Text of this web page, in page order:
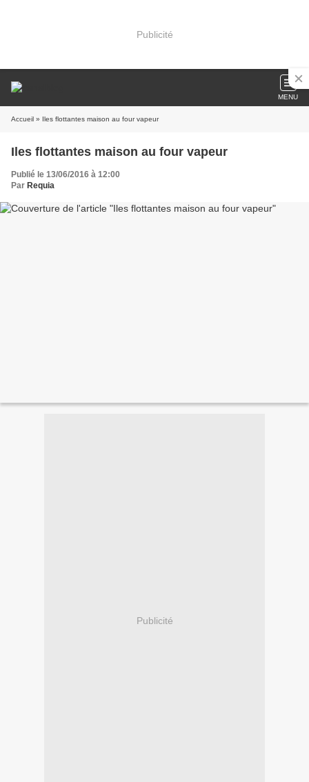
Publicité
MENU
Accueil » Iles flottantes maison au four vapeur
Iles flottantes maison au four vapeur
Publié le 13/06/2016 à 12:00
Par Requia
Publicité